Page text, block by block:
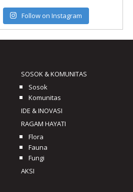
Follow on Instagram
SOSOK & KOMUNITAS
Sosok
Komunitas
IDE & INOVASI
RAGAM HAYATI
Flora
Fauna
Fungi
AKSI